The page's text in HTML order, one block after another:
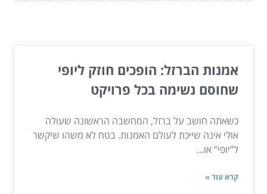
אמנות הברזל: הופכים חוזק ליופי
שחוסם נשימה בכל פרויקט
כשאתה חושב על ברזל, המחשבה הראשונה שעולה
אולי אינה שייכת לעולם האמנות. בטח לא משהו שיקשר
ל”יופי” או...
קרא עוד »